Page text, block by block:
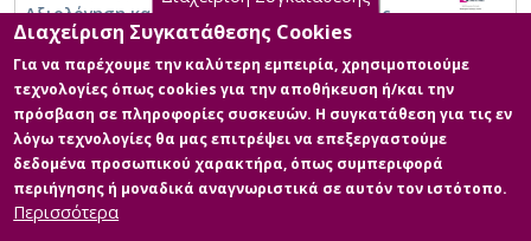
Αξιολόγηση και Επιλογή Προσωπικού στις
Εταιρείες: Αποτελεσματικότητα και Ηθικά
Διλήμματα
Διαχείριση Συγκατάθεσης Cookies
Για να παρέχουμε την καλύτερη εμπειρία, χρησιμοποιούμε
τεχνολογίες όπως cookies για την αποθήκευση ή/και την
πρόσβαση σε πληροφορίες συσκευών. Η συγκατάθεση για τις εν
λόγω τεχνολογίες θα μας επιτρέψει να επεξεργαστούμε
δεδομένα προσωπικού χαρακτήρα, όπως συμπεριφορά
περιήγησης ή μοναδικά αναγνωριστικά σε αυτόν τον ιστότοπο.
Περισσότερα